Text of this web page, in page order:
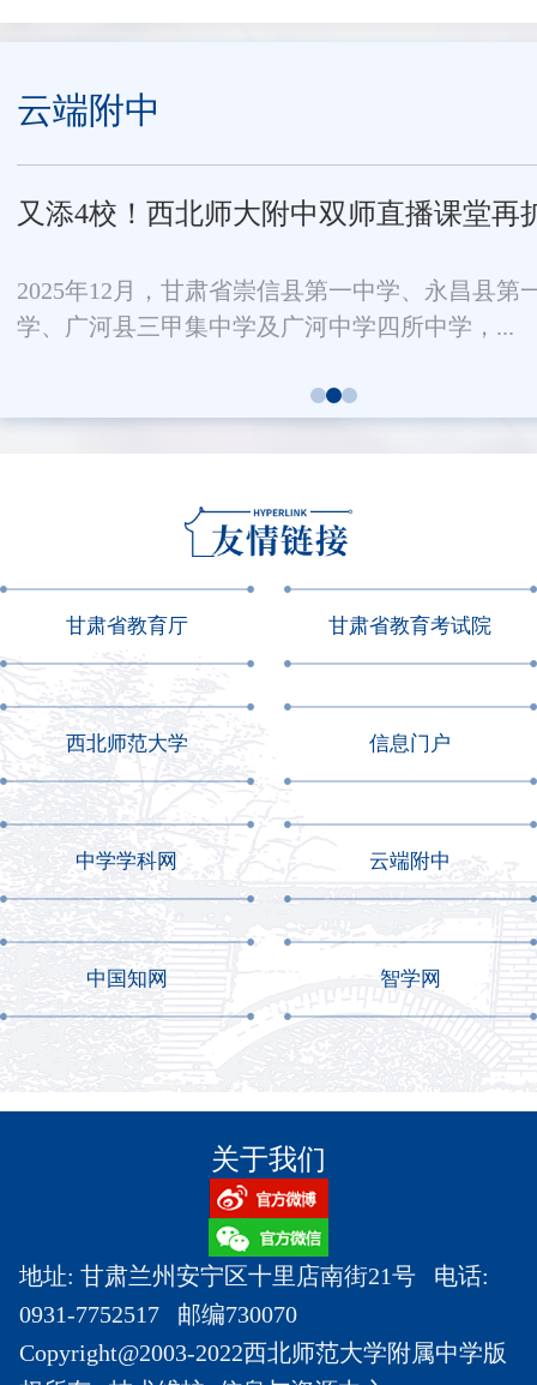
云端附中
又添4校！西北师大附中双师直播课堂再
2025年12月，甘肃省崇信县第一中学、永昌县第
学、广河县三甲集中学及广河中学四所中学，...
甘肃省教育厅 甘肃省教育考试院
西北师范大学 信息门户
中学学科网 云端附中
中国知网 智学网
关于我们
地址: 甘肃兰州安宁区十里店南街21号 电话:
0931-7752517 邮编730070
Copyright@2003-2022西北师范大学附属中学版